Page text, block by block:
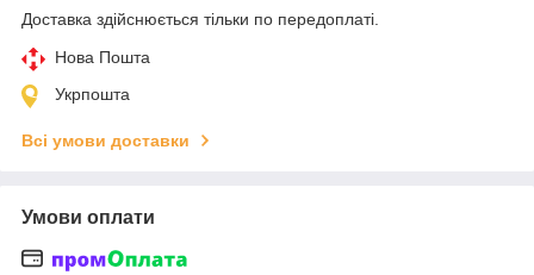
Доставка здійснюється тільки по передоплаті.
Нова Пошта
Укрпошта
Всі умови доставки
Умови оплати